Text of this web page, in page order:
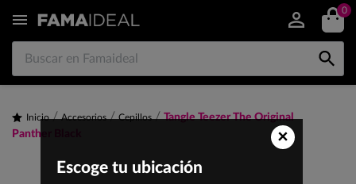
 0

Inicio Accesorios Cepillos
Tangle Teezer The Original
Panther Black
×
Escoge tu ubicación